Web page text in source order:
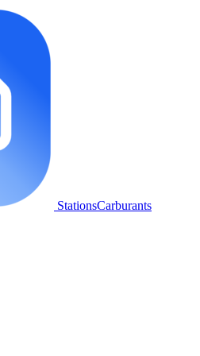
StationsCarburants